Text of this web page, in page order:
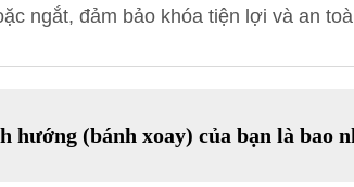
ngắt, đảm bảo khóa tiện lợi và an
hướng (bánh xoay) của bạn là bao